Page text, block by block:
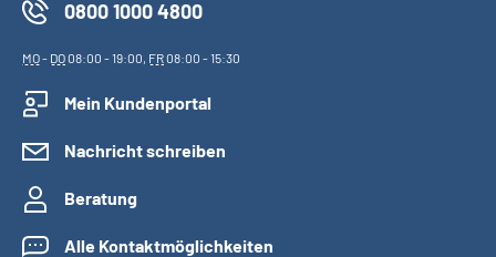
0800 1000 4800
MO- DO08:00 - 19:00, FR08:00 - 15:30
Mein Kundenportal
Nachricht schreiben
Beratung
Alle Kontaktmöglichkeiten